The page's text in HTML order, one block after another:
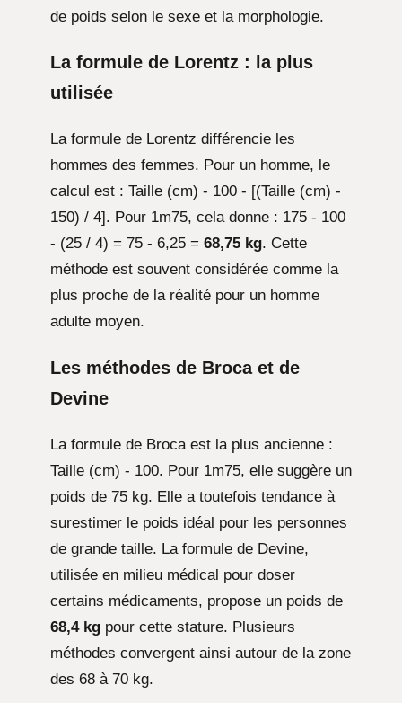
de poids selon le sexe et la morphologie.
La formule de Lorentz : la plus
utilisée
La formule de Lorentz différencie les
hommes des femmes. Pour un homme, le
calcul est : Taille (cm) - 100 - [(Taille (cm) -
150) / 4]. Pour 1m75, cela donne : 175 - 100
- (25 / 4) = 75 - 6,25 = 68,75 kg. Cette
méthode est souvent considérée comme la
plus proche de la réalité pour un homme
adulte moyen.
Les méthodes de Broca et de
Devine
La formule de Broca est la plus ancienne :
Taille (cm) - 100. Pour 1m75, elle suggère un
poids de 75 kg. Elle a toutefois tendance à
surestimer le poids idéal pour les personnes
de grande taille. La formule de Devine,
utilisée en milieu médical pour doser
certains médicaments, propose un poids de
68,4 kg pour cette stature. Plusieurs
méthodes convergent ainsi autour de la zone
des 68 à 70 kg.